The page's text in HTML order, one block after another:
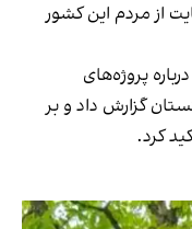
از مردم این کشور
پروژه‌های
گزارش داد و بر
کرد.